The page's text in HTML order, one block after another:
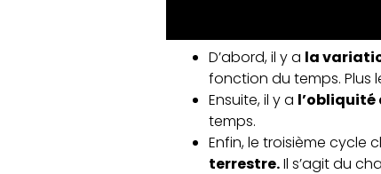
D’abord, il y a la
fonction du temps. Plus
Ensuite, il y a l’obliquité
temps.
Enfin, le troisième cycle
terrestre.Il s’agit du